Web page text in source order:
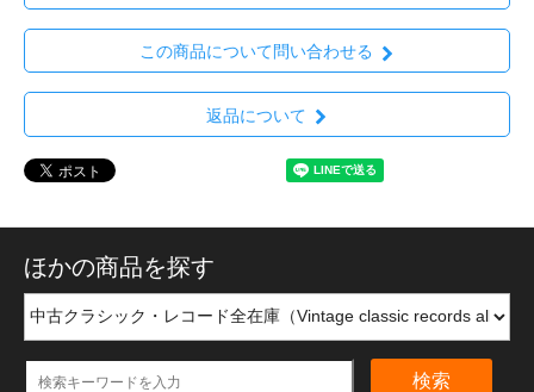
この商品について問い合わせる
返品について
ほかの商品を探す
検索